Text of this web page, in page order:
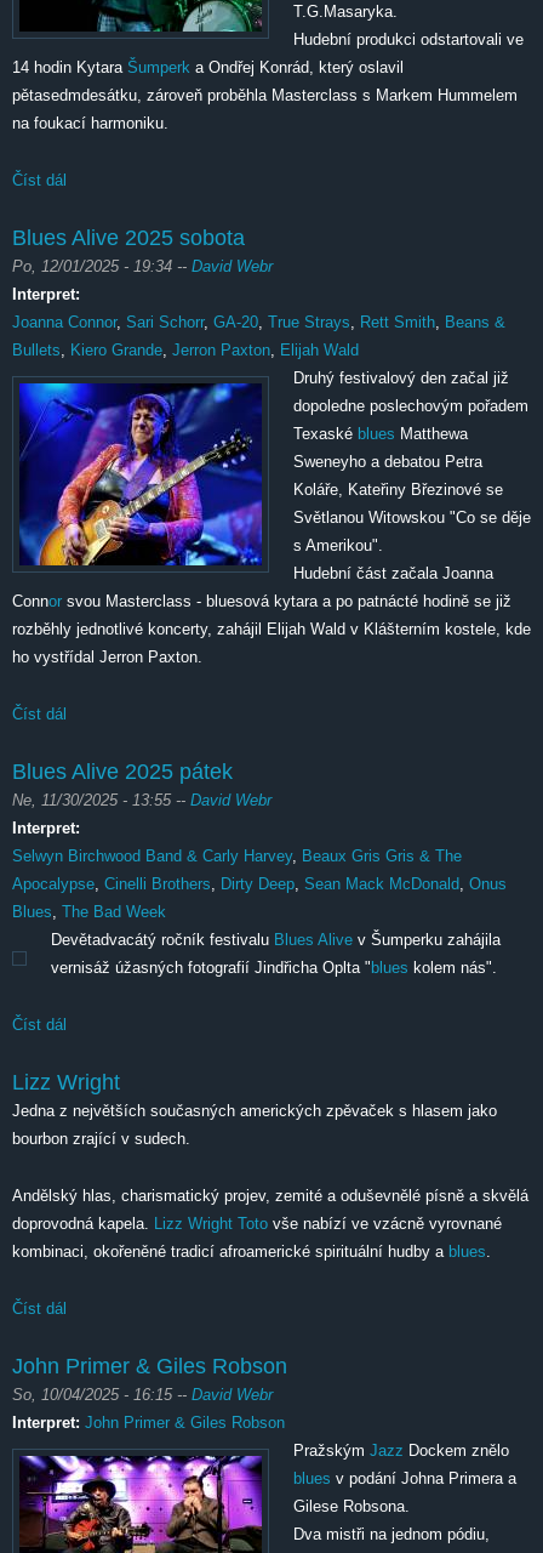
T.G.Masaryka.
Hudební produkci odstartovali ve
14 hodin Kytara Šumperk a Ondřej Konrád, který oslavil
pětasedmdesátku, zároveň proběhla Masterclass s Markem Hummelem
na foukací harmoniku.
Číst dál
Blues Alive 2025 sobota
Po, 12/01/2025 - 19:34 -- David Webr
Interpret:
Joanna Connor, Sari Schorr, GA-20 True Strays Rett Smith
Beans &
Bullets
Kiero Grande Jerron Paxton
Elijah Wald
Druhý festivalový den začal již
dopoledne poslechovým pořadem
Texaské blues Matthewa
Sweneyho a debatou Petra
Koláře, Kateřiny Březinové se
Světlanou Witowskou "Co se děje
s Amerikou".
Hudební část začala Joanna
Connor svou Masterclass - bluesová kytara a po patnácté hodině se již
rozběhly jednotlivé koncerty, zahájil Elijah Wald v Klášterním kostele, kde
ho vystřídal Jerron Paxton.
Číst dál
Blues Alive 2025 pátek
Ne, 11/30/2025 - 13:55 -- David Webr
Interpret:
Selwyn Birchwood Band & Carly Harvey, Beaux Gris Gris & The
Apocalypse Cinelli Brothers Dirty Deep Sean Mack McDonald Onus
Blues The Bad Week
Devětadvacátý ročník festivalu Blues Alive v Šumperku zahájila
vernisáž úžasných fotografií Jindřicha Oplta " blues kolem nás".
Číst dál
Lizz Wright
Jedna z největších současných amerických zpěvaček s hlasem jako
bourbon zrající v sudech.
Andělský hlas, charismatický projev, zemité a oduševnělé písně a skvělá
doprovodná kapela.
Lizz Wright Toto vše nabízí ve vzácně vyrovnané
kombinaci, okořeněné tradicí afroamerické spirituální hudby a blues
Číst dál
John Primer & Giles Robson
So, 10/04/2025 - 16:15 -- David Webr
Interpret: John Primer & Giles Robson
Pražským Jazz Dockem znělo
blues v podání Johna Primera a
Gilese Robsona.
Dva mistři na jednom pódiu,